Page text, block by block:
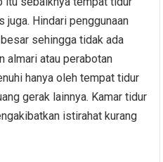
juga. Hindari penggunaan
sehingga tidak ada
almari atau perabotan
hanya oleh tempat tidur
gerak lainnya. Kamar tidur
istirahat kurang